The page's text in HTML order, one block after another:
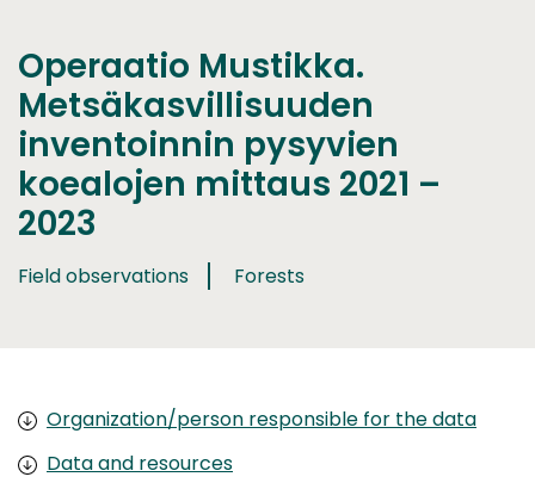
Operaatio Mustikka.
Metsäkasvillisuuden
inventoinnin pysyvien
koealojen mittaus 2021 –
2023
Field observations Forests
Organization/person responsible for the data
Data and resources